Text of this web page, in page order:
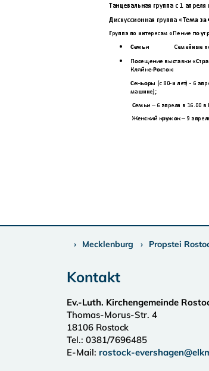
Mecklenburg Propstei
Kontakt
Ev.-Luth. Kirchengemeinde
Thomas-Morus-Str. 4
18106 Rostock
Tel.: 0381/7696485
E-Mail: rostock-